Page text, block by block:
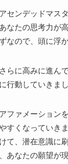
センデッドマス
なたの思考力が
なので、頭に浮
らに高みに進ん
行動していきまし
ファメーション
すくなっていき
て、潜在意識に
あなたの願望が